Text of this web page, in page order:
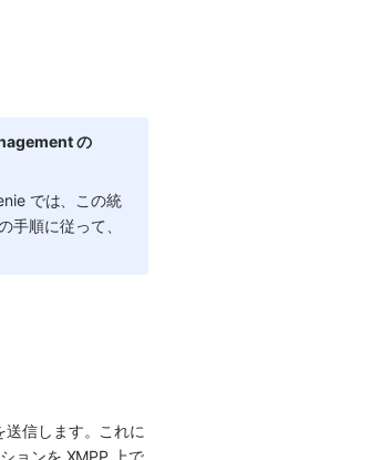
の
では、この統
順に従って、
信します。これに
ョンを XMPP 上で